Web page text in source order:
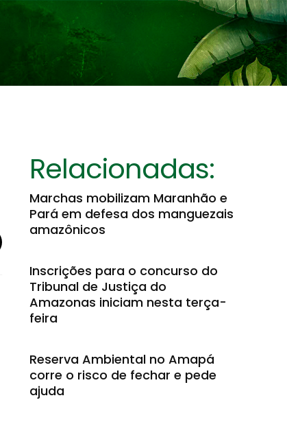
Relacionadas:
Marchas mobilizam Maranhão e
Pará em defesa dos manguezais
amazônicos
Inscrições para o concurso do
Tribunal de Justiça do
Amazonas iniciam nesta terça-
feira
Reserva Ambiental no Amapá
corre o risco de fechar e pede
ajuda